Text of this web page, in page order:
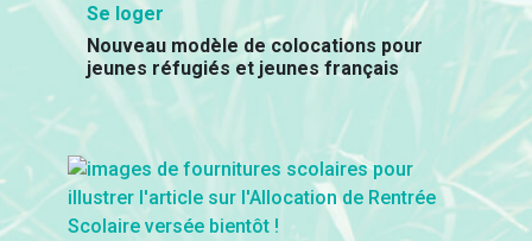
Se loger
Nouveau modèle de colocations pour
jeunes réfugiés et jeunes français